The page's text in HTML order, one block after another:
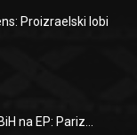
Proizraelski lobi
na EP: Pariz...